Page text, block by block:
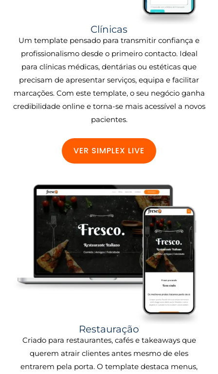
Clínicas
Um template pensado para transmitir confiança e
profissionalismo desde o primeiro contacto. Ideal
para clínicas médicas, dentárias ou estéticas que
precisam de apresentar serviços, equipa e facilitar
marcações. Com este template, o seu negócio ganha
credibilidade online e torna-se mais acessível a novos
pacientes.
VER SIMPLEX LIVE
Restauração
Criado para restaurantes, cafés e takeaways que
querem atrair clientes antes mesmo de eles
entrarem pela porta. O template destaca menus,